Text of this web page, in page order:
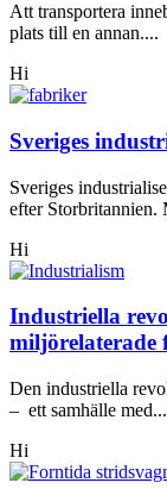
Att transportera
plats till en annan....
Hi
Sveriges
Sveriges
efter Storbritannien.
Hi
Industriella
miljörelaterade
Den industriella
– ett samhälle med...
Hi